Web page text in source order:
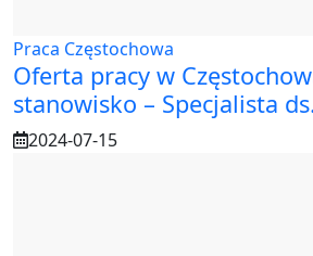
Praca Częstochowa
Oferta pracy w
stanowisko – Specjalista
2024-07-15